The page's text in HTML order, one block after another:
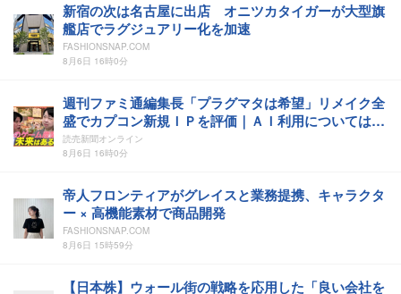
新宿の次は名古屋に出店 オニツカタイガーが大型旗
艦店でラグジュアリー化を加速
FASHIONSNAP.COM
8月6日 16時0分
週刊ファミ通編集長「プラグマタは希望」リメイク全
盛でカプコン新規ＩＰを評価｜ＡＩ利用については
「将来的にはゲーム業界にとって良いことでは」
読売新聞オンライン
8月6日 16時0分
帝人フロンティアがグレイスと業務提携、キャラクタ
ー × 高機能素材で商品開発
FASHIONSNAP.COM
8月6日 15時59分
【日本株】ウォール街の戦略を応用した「良い会社を